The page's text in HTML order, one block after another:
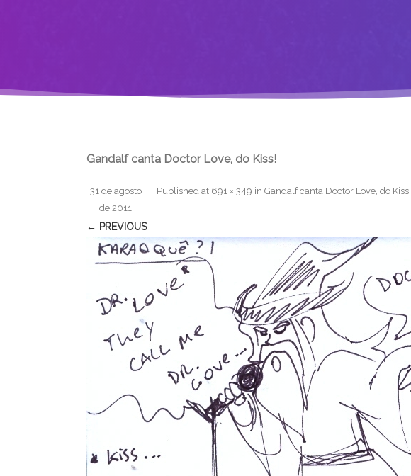
Gandalf canta Doctor Love, do Kiss!
Published
31 de agosto
de 2011
at 691 × 349 in Gandalf canta Doctor Love, do Kiss!
← PREVIOUS